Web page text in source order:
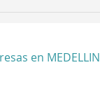
en MEDELLIN